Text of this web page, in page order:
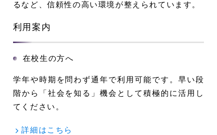
るなど、信頼性の高い環境が整えられています。
利用案内
在校生の方へ
学年や時期を問わず通年で利用可能です。早い段
階から「社会を知る」機会として積極的に活用し
てください。
詳細はこちら